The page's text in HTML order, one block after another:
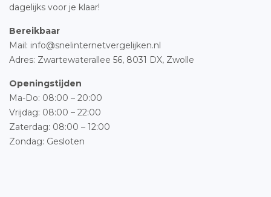
dagelijks voor je klaar!
Bereikbaar
Mail: info@snelinternetvergelijken.nl
Adres: Zwartewaterallee 56, 8031 DX, Zwolle
Openingstijden
Ma-Do: 08:00 – 20:00
Vrijdag: 08:00 – 22:00
Zaterdag: 08:00 – 12:00
Zondag: Gesloten